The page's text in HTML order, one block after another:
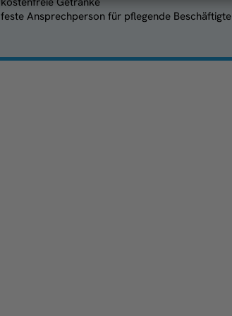
feste Ansprechperson für pflegende Beschäftigte